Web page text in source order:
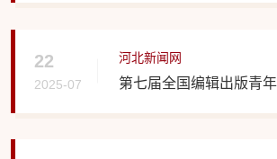
22
2025-07
河北新闻网
第七届全国编辑出版青